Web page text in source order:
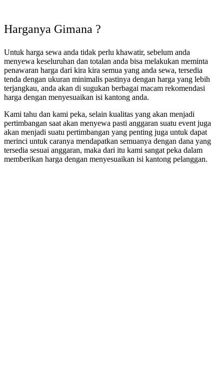
Harganya Gimana ?
Untuk harga sewa anda tidak perlu khawatir, sebelum anda
menyewa keseluruhan dan totalan anda bisa melakukan meminta
penawaran harga dari kira kira semua yang anda sewa, tersedia
tenda dengan ukuran minimalis pastinya dengan harga yang lebih
terjangkau, anda akan di sugukan berbagai macam rekomendasi
harga dengan menyesuaikan isi kantong anda.
Kami tahu dan kami peka, selain kualitas yang akan menjadi
pertimbangan saat akan menyewa pasti anggaran suatu event juga
akan menjadi suatu pertimbangan yang penting juga untuk dapat
merinci untuk caranya mendapatkan semuanya dengan dana yang
tersedia sesuai anggaran, maka dari itu kami sangat peka dalam
memberikan harga dengan menyesuaikan isi kantong pelanggan.